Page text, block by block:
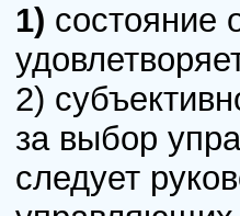
1) состояние
2)
за выбор
следует